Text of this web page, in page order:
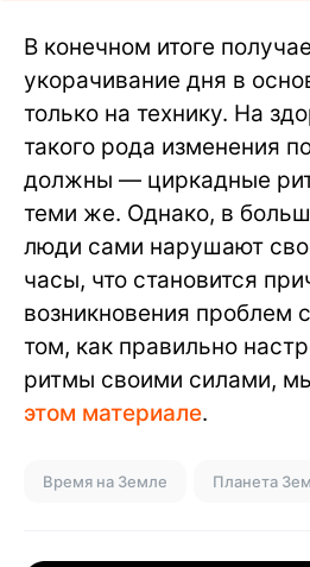
В конечном итоге
укорачивание дня в
только на технику. На
такого рода изменения
должны — циркадные
теми же. Однако, в
люди сами нарушают
часы, что становится
возникновения проблем
том, как правильно
ритмы своими силами,
этом материале.
Время на Земле Планета